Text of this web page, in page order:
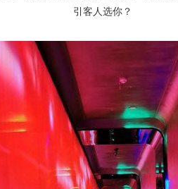
引客人选你？